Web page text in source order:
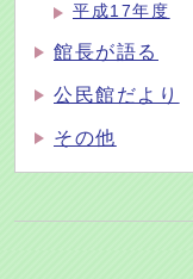
平成17年度
館長が語る
公民館だより
その他